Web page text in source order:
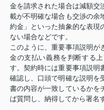
金を請求された場合は減額交
載が不明確な場合も交渉の余
約金」といった抽象的な表現
ない場合などです。
このように、重要事項説明が
金の支払い義務を判断する
す。契約時には重要事項説明
確認し、口頭で明確な説明を
書の内容が一致しているかを
ば質問し、納得してから署名